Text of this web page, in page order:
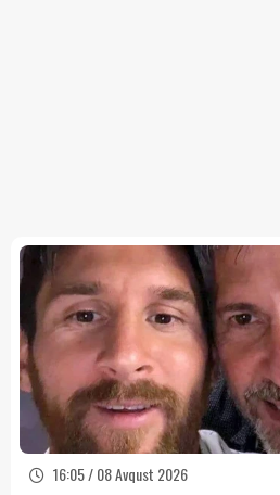
16:05 / 08 Avqust 2026